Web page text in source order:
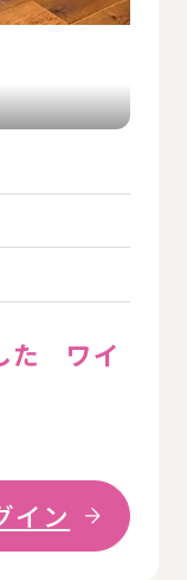
た ワイ
イン